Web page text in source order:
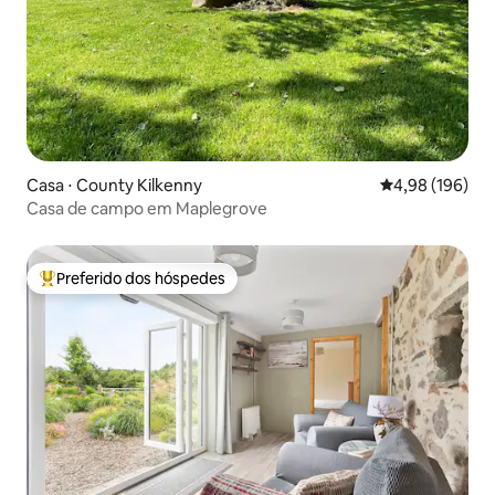
Casa ⋅ County Kilkenny 4,98 de uma
4,98 (196)
Casa de campo em Maplegrove
Entre os melhores preferidos dos hóspedes
Preferido dos hóspedes